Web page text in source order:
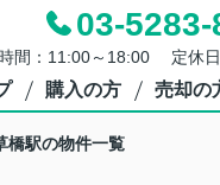
03-5283-
間：11:00～18:00 定休日
購入の方 売却の
橋駅の物件一覧